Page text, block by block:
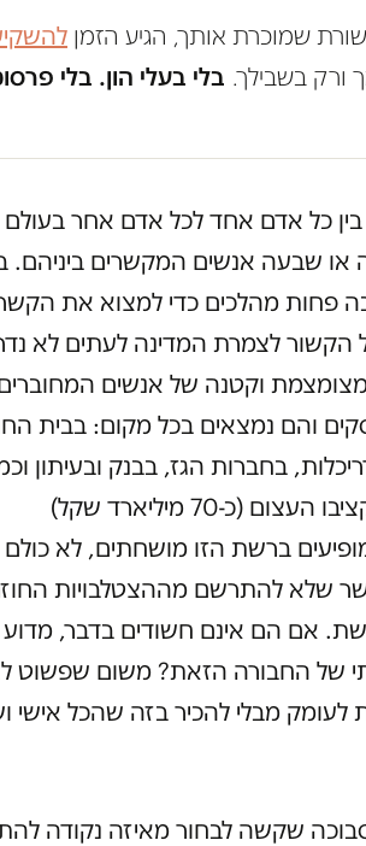
שמוכרת אותך, הגיע הזמן
ורק בשבילך. בלי בעלי הון. בלי
בין כל אדם אחד לכל אדם אחר
שבעה אנשים המקשרים ביניהם.
פחות מהלכים כדי למצוא את
לצמרת המדינה לעתים לא
וקטנה של אנשים המחוברים
והם נמצאים בכל מקום: בבית
בחברות הגז, בבנק ובעיתון
שהם במשרד הביטחון עם תקציבו העצום (כ-70 מיליארד שקל)
ברשת הזו מושחתים, לא כולם
שלא להתרשם מההצטלבויות
אם הם אינם חשודים בדבר, מדוע
של החבורה הזאת? משום שפשוט
לעומק מבלי להכיר בזה שהכל אישי
שקשה לבחור מאיזה נקודה